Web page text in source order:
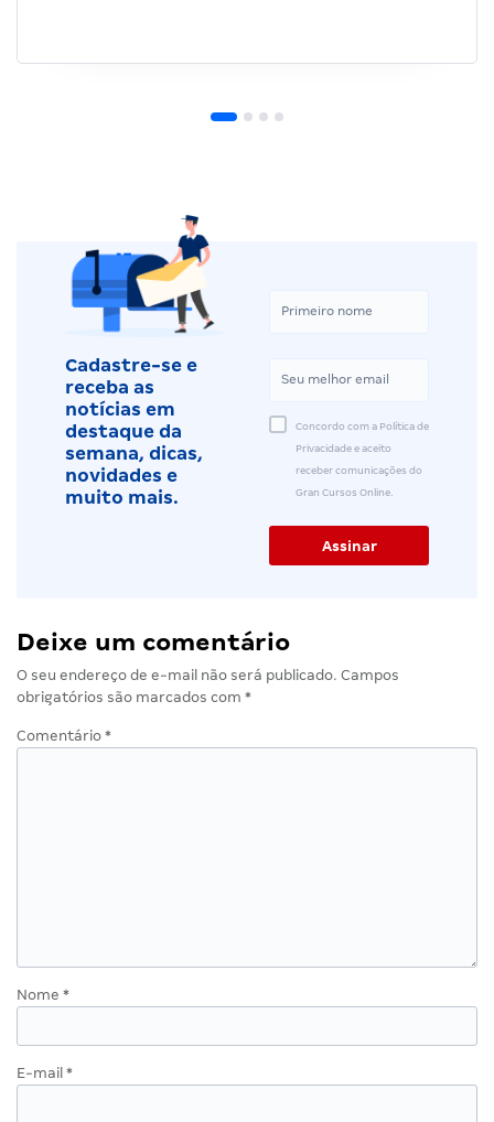
Cadastre-se e
receba as
notícias em
destaque da
semana, dicas,
novidades e
muito mais.
Concordo com a Política de
Privacidade e aceito
receber comunicações do
Gran Cursos Online.
Deixe um comentário
O seu endereço de e-mail não será publicado. Campos
obrigatórios são marcados com *
Comentário *
Nome *
E-mail *